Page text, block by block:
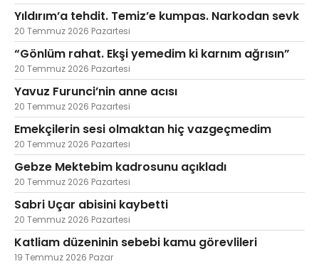
Yıldırım’a tehdit. Temiz’e kumpas. Narkodan sevk
20 Temmuz 2026 Pazartesi
“Gönlüm rahat. Ekşi yemedim ki karnım ağrısın”
20 Temmuz 2026 Pazartesi
Yavuz Furunci’nin anne acısı
20 Temmuz 2026 Pazartesi
Emekçilerin sesi olmaktan hiç vazgeçmedim
20 Temmuz 2026 Pazartesi
Gebze Mektebim kadrosunu açıkladı
20 Temmuz 2026 Pazartesi
Sabri Uçar abisini kaybetti
20 Temmuz 2026 Pazartesi
Katliam düzeninin sebebi kamu görevlileri
19 Temmuz 2026 Pazar